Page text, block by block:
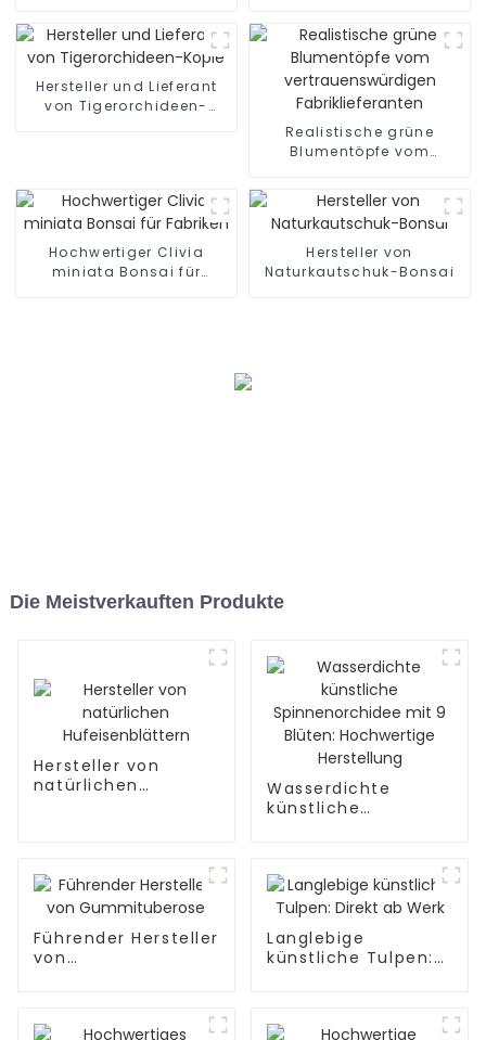
Hersteller und Lieferant
von Tigerorchideen-
Realistische grüne
Blumentöpfe vom
Fabriklieferanten
Hochwertiger Clivia
miniata Bonsai für
Hersteller von
Naturkautschuk-Bonsai
Die Meistverkauften Produkte
Hersteller von
natürlichen
Wasserdichte
künstliche
Herstellung
Führender Hersteller
von
Langlebige
künstliche Tulpen: